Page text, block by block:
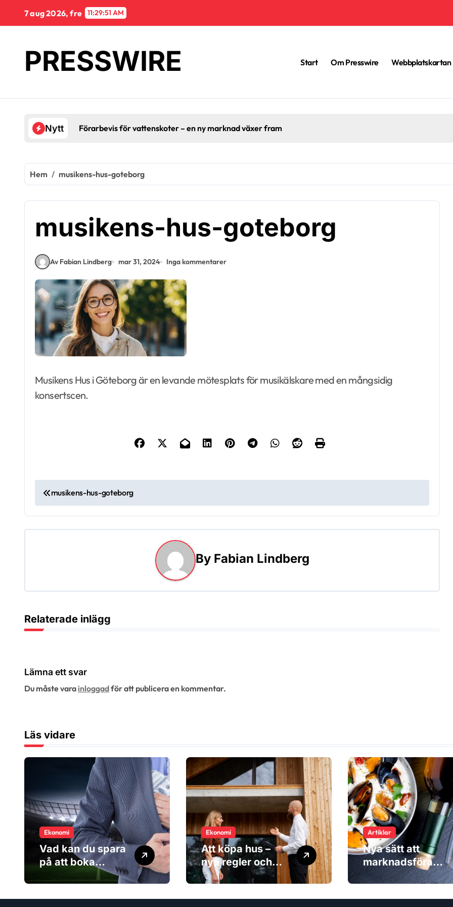
innehåll
7 aug 2026, fre 11:29:52 AM
PRESSWIRE Start Om Presswire Webbplatskartan
Nytt Förarbevis för vattenskoter – en ny marknad växer fram
Hem musikens-hus-goteborg
musikens-hus-goteborg
Av Fabian Lindberg mar 31, 2024 Inga kommentarer
Musikens Hus i Göteborg är en levande mötesplats för musikälskare med en mångsidig
konsertscen.
n
l
g
s
n
v
i
e
r
n
g
musikens-hus-goteborg
By Fabian Lindberg
Relaterade inlägg
Lämna ett svar
Du måste vara inloggadför att publicera en kommentar.
Läs vidare
Ekonomi
Vad kan du spara
på att boka
sportresan via en
Ekonomi
Att köpa hus –
nya regler och
kostnaderna du
Artiklar
Nya sätt att
marknadsföra
produkter – när
viktigare än